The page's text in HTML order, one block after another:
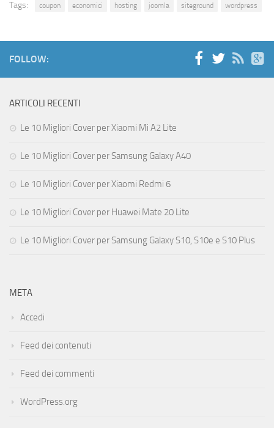
Tags: coupon economici hosting joomla siteground wordpress
FOLLOW:
ARTICOLI RECENTI
Le 10 Migliori Cover per Xiaomi Mi A2 Lite
Le 10 Migliori Cover per Samsung Galaxy A40
Le 10 Migliori Cover per Xiaomi Redmi 6
Le 10 Migliori Cover per Huawei Mate 20 Lite
Le 10 Migliori Cover per Samsung Galaxy S10, S10e e S10 Plus
META
Accedi
Feed dei contenuti
Feed dei commenti
WordPress.org